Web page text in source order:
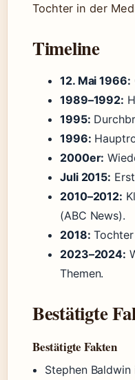
Tochter in der
Timeline
12. Mai 1966:
1989–1992:
1995:
1996:
2000er:
Juli 2015:
2010–2012:
(ABC News).
2018:
2023–2024:
Themen.
Bestätigte
Bestätigte Fakten
Stephen